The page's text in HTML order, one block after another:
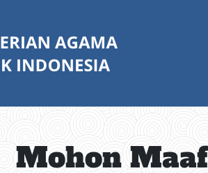
Mohon Maaf